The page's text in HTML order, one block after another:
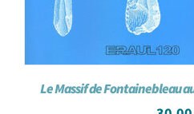
Le Massif de Fontainebleau